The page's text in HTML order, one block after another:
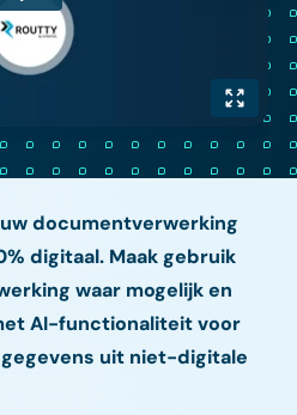
documentverwerking
digitaal. Maak gebruik
waar mogelijk en
AI-functionaliteit voor
uit niet-digitale